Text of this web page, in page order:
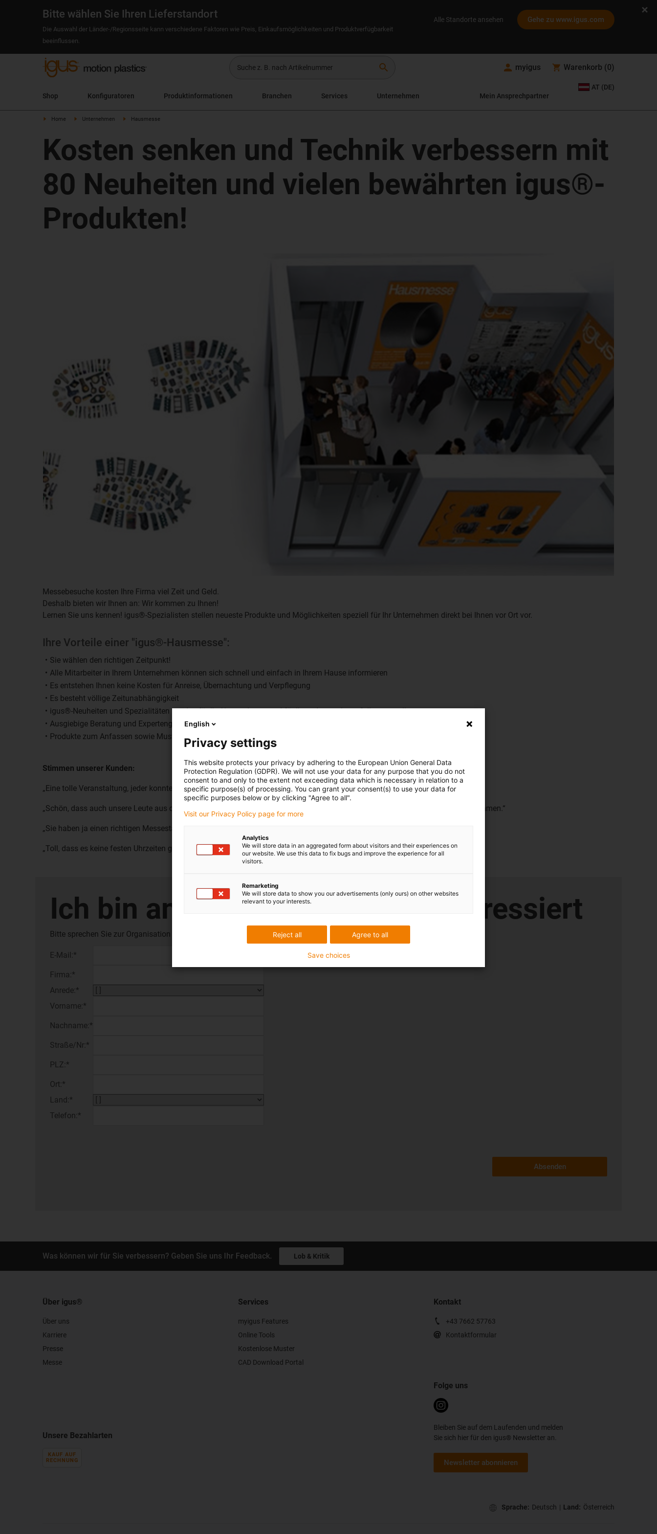
Bitte wählen Sie Ihren Lieferstandort
Die Auswahl der Länder-/Regionsseite kann verschiedene Faktoren wie Preis, Einkaufsmöglichkeiten und Produktverfügbarkeit
beeinflussen.
Alle Standorte ansehen Gehe zu www.igus.com
search myigus Warenkorb (0)
Shop Konfiguratoren Produktinformationen Branchen Services Unternehmen Mein Ansprechpartner
AT (DE)
Home Unternehmen Hausmesse
Kosten senken und Technik verbessern mit
80 Neuheiten und vielen bewährten igus®-
Produkten!
Messebesuche kosten Ihre Firma viel Zeit und Geld.
Deshalb bieten wir Ihnen an: Wir kommen zu Ihnen!
Lernen Sie uns kennen! igus®-Spezialisten stellen neueste Produkte und Möglichkeiten speziell für Ihr Unternehmen direkt bei Ihnen vor Ort vor.
Ihre Vorteile einer "igus®-Hausmesse":
Sie wählen den richtigen Zeitpunkt!
Alle Mitarbeiter in Ihrem Unternehmen können sich schnell und einfach in Ihrem Hause informieren
Es entstehen Ihnen keine Kosten für Anreise, Übernachtung und Verpflegung
Es besteht völlige Zeitunabhängigkeit
igus®-Neuheiten und Spezialitäten werden für Ihr Unternehmen und für Ihren Anwendungsfall vorgestellt
Ausgiebige Beratung und Expertengespräche
Produkte zum Anfassen sowie Muster und Kataloge zum Mitnehmen
Stimmen unserer Kunden:
„Eine tolle Veranstaltung, jeder konnte sich informieren“
„Schön, dass auch unsere Leute aus der Instandhaltung mal gucken und Fragen stellen durften, da die sonst nie auf Messen kommen.“
„Sie haben ja einen richtigen Messestand mit allen Produkten aufgebaut, klasse!“
„Toll, dass es keine festen Uhrzeiten gab“
Ich bin an einer Hausmesse interressiert
Bitte sprechen Sie zur Organisation in unserem Hause folgende Person an:
E-Mail:*
Firma:*
Anrede:*
Vorname:*
Nachname:*
Straße/Nr:*
PLZ:*
Ort:*
Land:*
Telefon:*
Absenden
Was können wir für Sie verbessern? Geben Sie uns Ihr Feedback. Lob & Kritik
Über igus®
Über uns
Karriere
Presse
Messe
Services
myigus Features
Online Tools
Kostenlose Muster
CAD Download Portal
Kontakt
+43 7662 57763
Kontaktformular
Unsere Bezahlarten
KAUF AUF
RECHNUNG
Folge uns
Bleiben Sie auf dem Laufenden und melden
Sie sich hier für den igus® Newsletter an.
Newsletter abonnieren
Sprache: Deutsch | Land: Österreich
English
Privacy settings
This website protects your privacy by adhering to the European Union General Data
Protection Regulation (GDPR). We will not use your data for any purpose that you do not
consent to and only to the extent not exceeding data which is necessary in relation to a
specific purpose(s) of processing. You can grant your consent(s) to use your data for
specific purposes below or by clicking "Agree to all".
Visit our Privacy Policy page for more
Analytics
We will store data in an aggregated form about visitors and their experiences on
our website. We use this data to fix bugs and improve the experience for all
visitors.
Remarketing
We will store data to show you our advertisements (only ours) on other websites
relevant to your interests.
Agree to all
Reject all
Save choices